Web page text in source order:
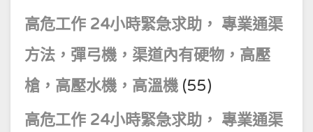
高危工作 24小時緊急求助， 專業通渠
方法，彈弓機，渠道內有硬物，高壓
槍，高壓水機，高溫機 (55)
高危工作 24小時緊急求助， 專業通渠